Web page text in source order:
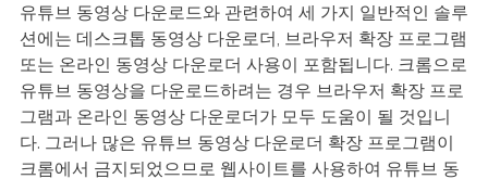
유튜브 동영상 다운로드와 관련하여 세 가지 일반적인 솔루
션에는 데스크톱 동영상 다운로더, 브라우저 확장 프로그램
또는 온라인 동영상 다운로더 사용이 포함됩니다. 크롬으로
유튜브 동영상을 다운로드하려는 경우 브라우저 확장 프로
그램과 온라인 동영상 다운로더가 모두 도움이 될 것입니
다. 그러나 많은 유튜브 동영상 다운로더 확장 프로그램이
크롬에서 금지되었으므로 웹사이트를 사용하여 유튜브 동